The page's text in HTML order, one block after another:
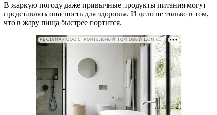
В жаркую погоду даже привычные продукты питания могут
представлять опасность для здоровья. И дело не только в том,
что в жару пища быстрее портится.
РЕКЛАМА • ООО СТРОИТЕЛЬНЫЙ ТОРГОВЫЙ ДОМ «ПЕТРОВИЧ». ИНН: 7802348846